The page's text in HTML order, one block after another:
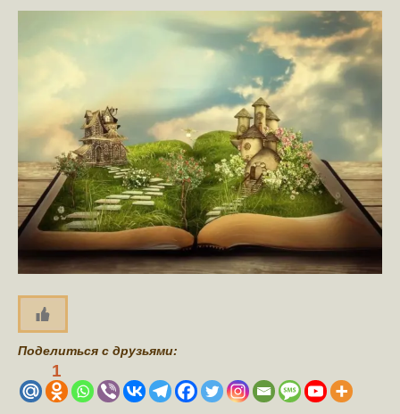
Поделиться с друзьями:
1